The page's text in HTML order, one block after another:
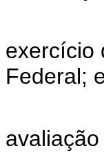
d)
exercício
Federal;
e)